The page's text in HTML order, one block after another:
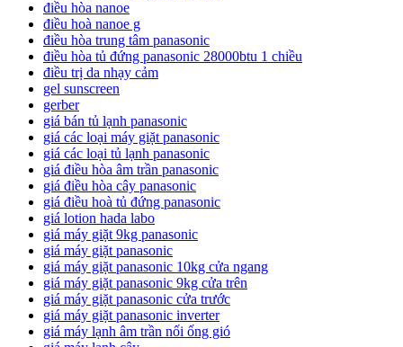
điều hòa nanoe
điều hoà nanoe g
điều hòa trung tâm panasonic
điều hòa tủ đứng panasonic 28000btu 1 chiều
điều trị da nhạy cảm
gel sunscreen
gerber
giá bán tủ lạnh panasonic
giá các loại máy giặt panasonic
giá các loại tủ lạnh panasonic
giá điều hòa âm trần panasonic
giá điều hòa cây panasonic
giá điều hoà tủ đứng panasonic
giá lotion hada labo
giá máy giặt 9kg panasonic
giá máy giặt panasonic
giá máy giặt panasonic 10kg cửa ngang
giá máy giặt panasonic 9kg cửa trên
giá máy giặt panasonic cửa trước
giá máy giặt panasonic inverter
giá máy lạnh âm trần nối ống gió